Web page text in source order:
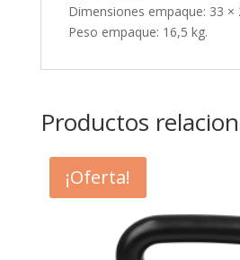
Dimensiones empaque: 33 ×
Peso empaque: 16,5 kg.
Productos
¡Oferta!